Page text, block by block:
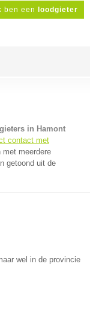
ben een loodgieter
in Hamont
contact met
meerdere
getoond uit de
wel in de provincie